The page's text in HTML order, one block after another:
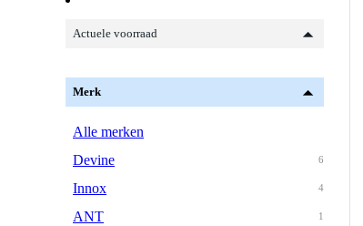
Actuele voorraad
Merk
Alle merken
6
Devine
4
Innox
1
ANT